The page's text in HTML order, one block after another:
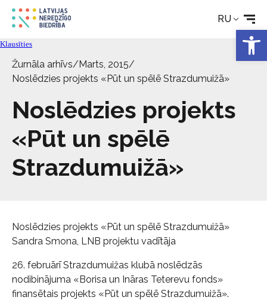
RU
Новости
Услуги
Об Обществе
Klausīties
Žurnāla arhīvs/Marts, 2015/
Noslēdzies projekts «Pūt un spēlē Strazdumuižā»
Noslēdzies projekts
«Pūt un spēlē
Strazdumuižā»
Noslēdzies projekts «Pūt un spēlē Strazdumuižā»
Sandra Smona, LNB projektu vadītāja
26. februārī Strazdumuižas klubā noslēdzās
nodibinājuma «Borisa un Ināras Teterevu fonds»
finansētais projekts «Pūt un spēlē Strazdumuižā».